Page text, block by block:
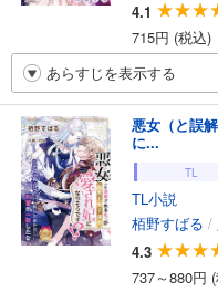
4.1
715円 (税込)
あらすじを表示する
悪女（と誤
に...
TL
TL小説
栢野すばる /
4.3
737～880円